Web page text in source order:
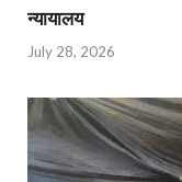
न्यायालय
July 28, 2026